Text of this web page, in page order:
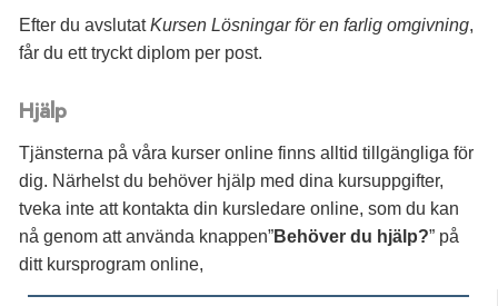
Efter du avslutatKursen Lösningar för en farlig omgivning,
får du ett tryckt diplom per post.
Hjälp
Tjänsterna på våra kurser online finns alltid tillgängliga för
dig. Närhelst du behöver hjälp med dina kursuppgifter,
tveka inte att kontakta din kursledare online, som du kan
nå genom att använda knappen”Behöver du hjälp?” på
ditt kursprogram online,